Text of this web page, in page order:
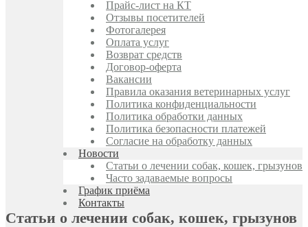
Прайс-лист на КТ
Отзывы посетителей
Фотогалерея
Оплата услуг
Возврат средств
Договор-оферта
Вакансии
Правила оказания ветеринарных услуг
Политика конфиденциальности
Политика обработки данных
Политика безопасности платежей
Согласие на обработку данных
Новости
Статьи о лечении собак, кошек, грызунов
Часто задаваемые вопросы
График приёма
Контакты
Статьи о лечении собак, кошек, грызунов